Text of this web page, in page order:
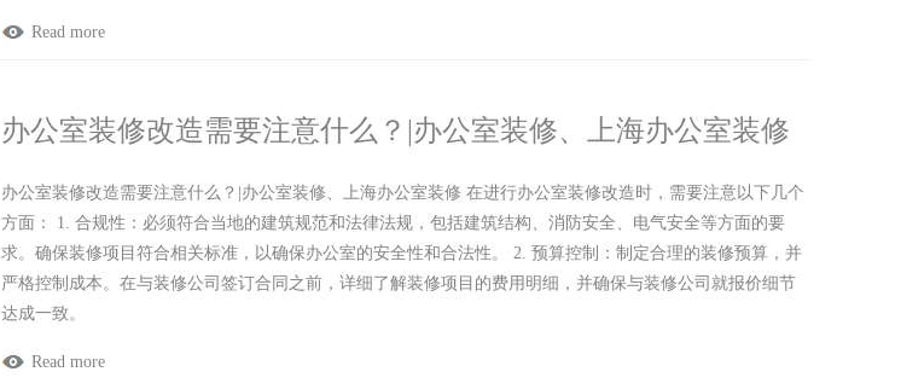
Read more
办公室装修改造需要注意什么？|办公室装修、上海办公室装修
办公室装修改造需要注意什么？|办公室装修、上海办公室装修 在进行办公室装修改造时，需要注意以下几个
方面： 1. 合规性：必须符合当地的建筑规范和法律法规，包括建筑结构、消防安全、电气安全等方面的要
求。确保装修项目符合相关标准，以确保办公室的安全性和合法性。 2. 预算控制：制定合理的装修预算，并
严格控制成本。在与装修公司签订合同之前，详细了解装修项目的费用明细，并确保与装修公司就报价细节
达成一致。
Read more